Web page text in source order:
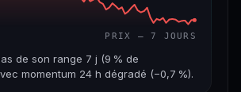
PRIX — 7 JOURS
de son range 7 j (9 % de
momentum 24 h dégradé (−0,7 %).